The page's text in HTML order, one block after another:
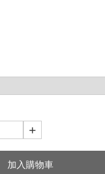
+
加入購物車